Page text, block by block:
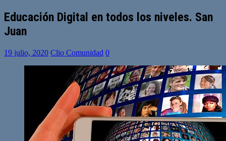
Educación Digital en todos los niveles. San
Juan
19 julio, 2020 Clio Comunidad 0